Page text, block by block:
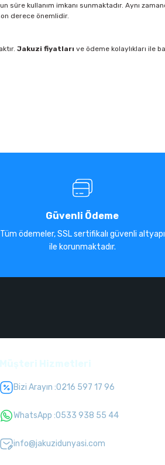
kullanım imkanı sunmaktadır. Aynı
derece önemlidir.
Jakuzi fiyatları ve ödeme kolaylıkları ile
Güvenli Ödeme
Tüm ödemeler, SSL sertifikalı güvenli altyapı
ile korunmaktadır.
Bizi Arayın :0216 597 17 96
WhatsApp :0533 938 55 44
info@jakuzidunyasi.com